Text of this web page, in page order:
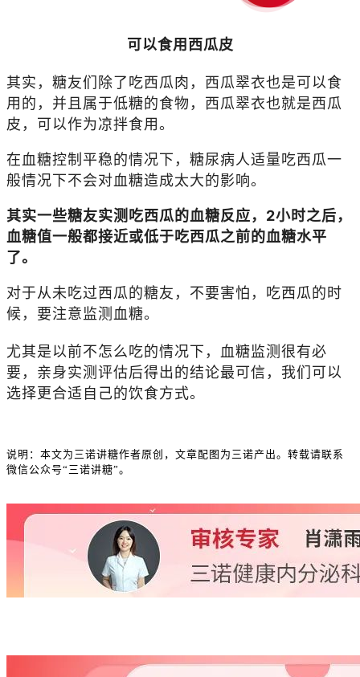
可以食用西瓜皮
其实，糖友们除了吃西瓜肉，西瓜翠衣也是可以食
用的，并且属于低糖的食物，西瓜翠衣也就是西瓜
皮，可以作为凉拌食用。
在血糖控制平稳的情况下，糖尿病人适量吃西瓜一
般情况下不会对血糖造成太大的影响。
其实一些糖友实测吃西瓜的血糖反应，2小时之后，
血糖值一般都接近或低于吃西瓜之前的血糖水平
了。
对于从未吃过西瓜的糖友，不要害怕，吃西瓜的时
候，要注意监测血糖。
尤其是以前不怎么吃的情况下，血糖监测很有必
要，亲身实测评估后得出的结论最可信，我们可以
选择更合适自己的饮食方式。
说明：本文为三诺讲糖作者原创， 文章配图为三诺产出。 转载请联系
微信公众号“三诺讲糖”。